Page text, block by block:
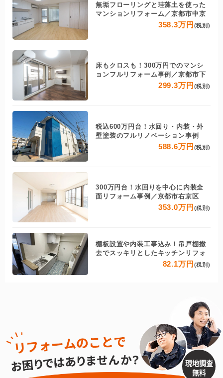
無垢フローリングと珪藻土を使った
マンションリフォーム／京都市中京
358.3万円 (税別)
床もクロスも！300万円でのマンシ
ョンフルリフォーム事例／京都市下
299.3万円 (税別)
税込600万円台！水回り・内装・外
壁塗装のフルリノベーション事例
588.6万円 (税別)
300万円台！水回りを中心に内装全
面リフォーム事例／京都市右京区
353.0万円 (税別)
棚板設置や内装工事込み！吊戸棚撤
去でスッキリとしたキッチンリフォ
82.1万円 (税別)
現地調査
無料